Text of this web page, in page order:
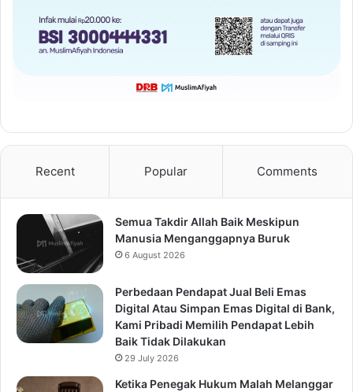
Recent Popular Comments
Semua Takdir Allah Baik Meskipun
Manusia Menganggapnya Buruk
6 August 2026
Perbedaan Pendapat Jual Beli Emas
Digital Atau Simpan Emas Digital di Bank,
Kami Pribadi Memilih Pendapat Lebih
Baik Tidak Dilakukan
29 July 2026
Ketika Penegak Hukum Malah Melanggar